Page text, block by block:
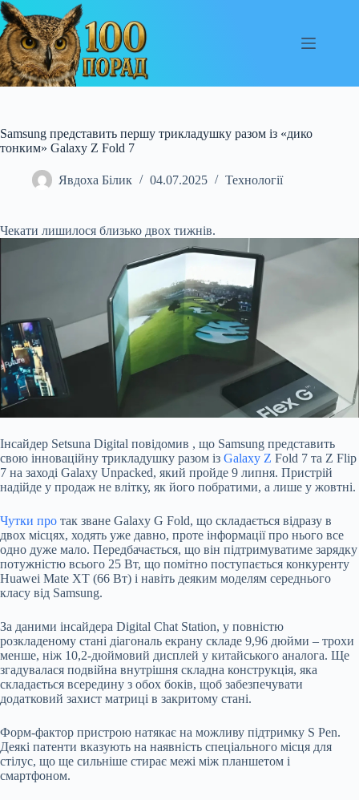
Перейти
до
вмісту
Samsung представить першу трикладушку разом із «дико
тонким» Galaxy Z Fold 7
Явдоха Білик 04.07.2025 Технології
Чекати лишилося близько двох тижнів.
Інсайдер Setsuna Digital повідомив , що Samsung представить
свою інноваційну трикладушку разом із Galaxy Z Fold 7 та Z Flip
7 на заході Galaxy Unpacked, який пройде 9 липня. Пристрій
надійде у продаж не влітку, як його побратими, а лише у жовтні.
Чутки про так зване Galaxy G Fold, що складається відразу в
двох місцях, ходять уже давно, проте інформації про нього все
одно дуже мало. Передбачається, що він підтримуватиме зарядку
потужністю всього 25 Вт, що помітно поступається конкуренту
Huawei Mate XT (66 Вт) і навіть деяким моделям середнього
класу від Samsung.
За даними інсайдера Digital Chat Station, у повністю
розкладеному стані діагональ екрану складе 9,96 дюйми – трохи
менше, ніж 10,2-дюймовий дисплей у китайського аналога. Ще
згадувалася подвійна внутрішня складна конструкція, яка
складається всередину з обох боків, щоб забезпечувати
додатковий захист матриці в закритому стані.
Форм-фактор пристрою натякає на можливу підтримку S Pen.
Деякі патенти вказують на наявність спеціального місця для
стілус, що ще сильніше стирає межі між планшетом і
смартфоном.